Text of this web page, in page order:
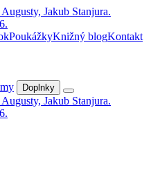
PoukážkyKnižný blogKontakt
Doplnky